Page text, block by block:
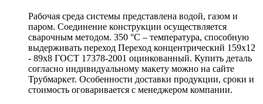
Рабочая среда системы представлена водой, газом и
паром. Соединение конструкции осуществляется
сварочным методом. 350 °С – температура, способную
выдерживать переход Переход концентрический 159х12
- 89х8 ГОСТ 17378-2001 оцинкованный. Купить деталь
согласно индивидуальному макету можно на сайте
Трубмаркет. Особенности доставки продукции, сроки и
стоимость оговаривается с менеджером компании.